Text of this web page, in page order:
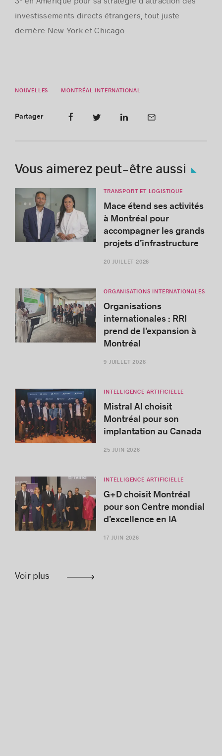
investissements directs étrangers, tout juste
derrière New York et Chicago.
NOUVELLES MONTRÉAL INTERNATIONAL
Partager
Vous aimerez peut-être aussi
TRANSPORT ET LOGISTIQUE
Mace étend ses activités
à Montréal pour
accompagner les grands
projets d’infrastructure
20 JUILLET 2026
ORGANISATIONS INTERNATIONALES
Organisations
internationales : RRI
prend de l’expansion à
Montréal
9 JUILLET 2026
INTELLIGENCE ARTIFICIELLE
Mistral AI choisit
Montréal pour son
implantation au Canada
25 JUIN 2026
INTELLIGENCE ARTIFICIELLE
G+D choisit Montréal
pour son Centre mondial
d’excellence en IA
17 JUIN 2026
Voir plus